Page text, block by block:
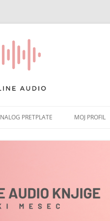
NALOG PRETPLATE
PONIŠTI PRETPLATU
MOJ PROFIL